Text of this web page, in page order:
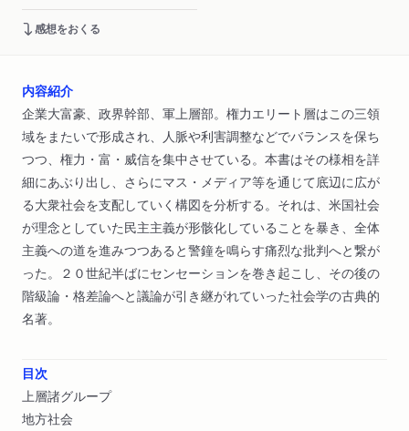
感想をおくる
内容紹介
企業大富豪、政界幹部、軍上層部。権力エリート層はこの三領
域をまたいで形成され、人脈や利害調整などでバランスを保ち
つつ、権力・富・威信を集中させている。本書はその様相を詳
細にあぶり出し、さらにマス・メディア等を通じて底辺に広が
る大衆社会を支配していく構図を分析する。それは、米国社会
が理念としていた民主主義が形骸化していることを暴き、全体
主義への道を進みつつあると警鐘を鳴らす痛烈な批判へと繋が
った。２０世紀半ばにセンセーションを巻き起こし、その後の
階級論・格差論へと議論が引き継がれていった社会学の古典的
名著。
目次
上層諸グループ
地方社会